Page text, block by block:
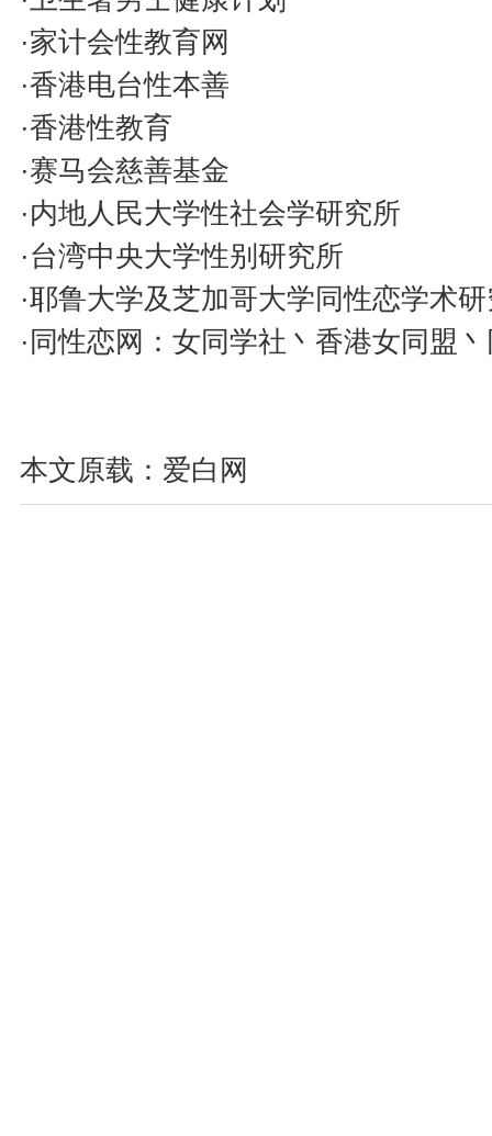
·家计会性教育网
·香港电台性本善
·香港性教育
·赛马会慈善基金
·内地人民大学性社会学研究所
·台湾中央大学性别研究所
·耶鲁大学及芝加哥大学同性恋学术
·同性恋网：女同学社丶香港女同盟
本文原载：爱白网